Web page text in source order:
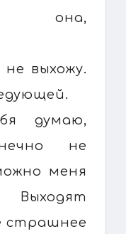
она,
выхожу.
думаю,
не
меня
Выходят
страшнее